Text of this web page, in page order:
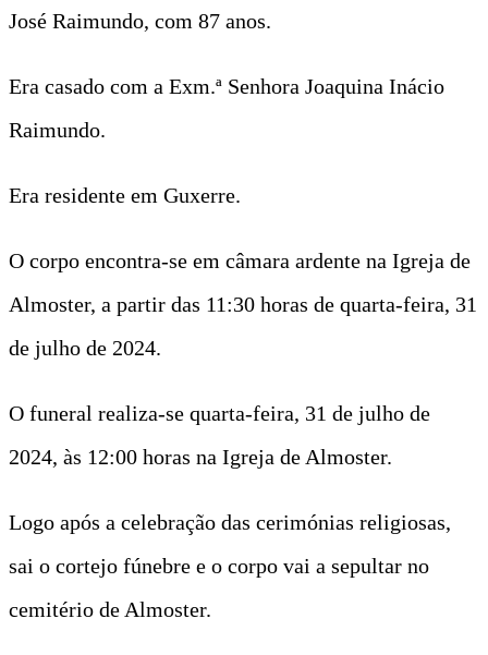
José Raimundo, com 87 anos.
Era casado com a Exm.ª Senhora Joaquina Inácio
Raimundo.
Era residente em Guxerre.
O corpo encontra-se em câmara ardente na Igreja de
Almoster, a partir das 11:30 horas de quarta-feira, 31
de julho de 2024.
O funeral realiza-se quarta-feira, 31 de julho de
2024, às 12:00 horas na Igreja de Almoster.
Logo após a celebração das cerimónias religiosas,
sai o cortejo fúnebre e o corpo vai a sepultar no
cemitério de Almoster.